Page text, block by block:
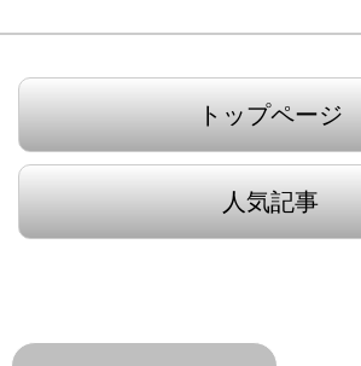
トップページ
人気記事